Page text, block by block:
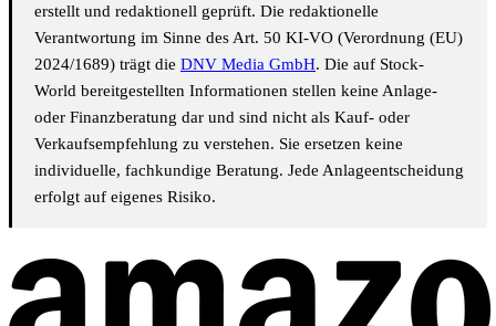
erstellt und redaktionell geprüft. Die redaktionelle
Verantwortung im Sinne des Art. 50 KI-VO (Verordnung (EU)
2024/1689) trägt die DNV Media GmbH. Die auf Stock-
World bereitgestellten Informationen stellen keine Anlage-
oder Finanzberatung dar und sind nicht als Kauf- oder
Verkaufsempfehlung zu verstehen. Sie ersetzen keine
individuelle, fachkundige Beratung. Jede Anlageentscheidung
erfolgt auf eigenes Risiko.